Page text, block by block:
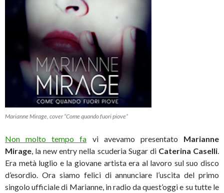
Marianne Mirage, cover “Come quando fuori piove”
Non molto tempo fa vi avevamo presentato Marianne
Mirage , la new entry nella scuderia Sugar di Caterina Caselli
Era metà luglio e la giovane artista era al lavoro sul suo disco
d’esordio. Ora siamo felici di annunciare l’uscita del primo
singolo ufficiale di Marianne, in radio da quest’oggi e su tutte le